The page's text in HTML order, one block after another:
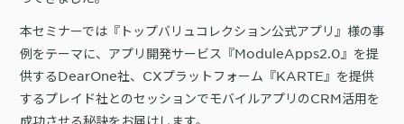
カスタマーサポート
Webサポート
Web × 電話連携
VoC活用
PaaS
アプリケーション開発
施策事例 一覧を見る
スペック
セキュリティ
KARTE SLA
GDPR
本セミナーでは『トップバリュコレクション公式アプリ』様の事
例をテーマに、アプリ開発サービス『ModuleApps2.0』を提
供するDearOne社、CXプラットフォーム『KARTE』を提供
するプレイド社とのセッションでモバイルアプリのCRM活用を
成功させる秘訣をお届けします。